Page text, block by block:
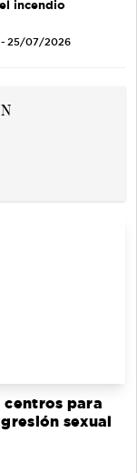
incendio
- 25/07/2026
centros para
sexual